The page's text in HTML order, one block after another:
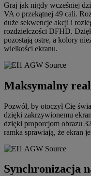
Graj jak nigdy wcześniej
VA o przekątnej 49 cali.
duże sekwencje akcji i
rozdzielczości DFHD.
pozostają ostre, a kolory
wielkości ekranu.
Maksymalny
Pozwól, by otoczył Cię
dzięki zakrzywionemu
dzięki proporcjom obrazu
ramka sprawiają, że ekran
Synchronizacja